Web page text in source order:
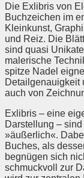
Die Exlibris von
Buchzeichen im
Kleinkunst,
und Reiz. Die
sind quasi
malerische
spitze Nadel
Detailgenauigkeit
auch von
Exlibris – eine
Darstellung –
»äußerlich«.
Buches, als
begnügen sich
schmuckvoll zur